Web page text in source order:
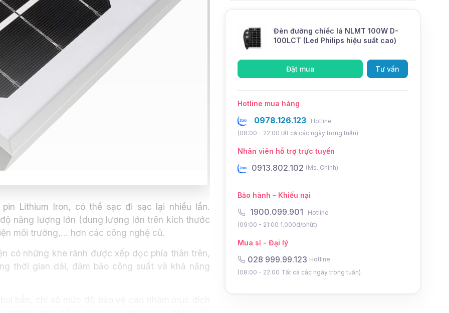
Lithium Iron, có thể sạc đi sạc lại nhiều lần.
năng lượng lớn (dung lượng lớn trên kích thước
môi trường,... hơn các công nghệ cũ.
có những khe rãnh được xếp dọc phía thân trên,
thời gian dài, đảm bảo công suất và khả năng
Đèn đường chiếc lá NLMT 100W D-
100LCT (Led Philips hiệu suất cao)
Đặt mua Tư vấn
Hotline mua hàng
0978.126.123
Hotline
(08:00 - 22:00 tất cả các ngày trong tuần)
Nhân viên hỗ trợ trực tuyến
0931.802.102 (Ms. Điệp)
Bảo hành - Khiếu nại
1900.099.901
Hotline
(09:00 - 21:00 1.000d/phút)
Mua sỉ - Đại lý
028 999.99.123 Hotline
(08:00 - 22:00 Tất cả các ngày trong tuần)